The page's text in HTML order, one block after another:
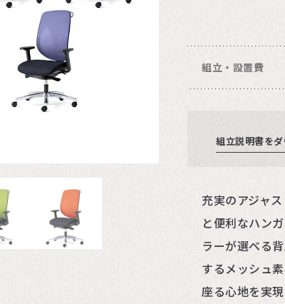
組立・設置費
組立説明書を
充実のアジャ
と便利なハン
ラーが選べる
するメッシュ
座る心地を実